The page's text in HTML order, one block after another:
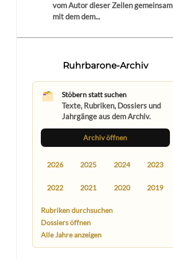
vom Autor dieser Zeilen gemeinsam
mit dem dem...
Ruhrbarone-Archiv
Stöbern statt suchen
Texte, Rubriken, Dossiers und
Jahrgänge aus dem Archiv.
Archiv öffnen
2026 2025 2024 2023
2022 2021 2020 2019
Rubriken durchsuchen
Dossiers öffnen
Alle Jahre anzeigen